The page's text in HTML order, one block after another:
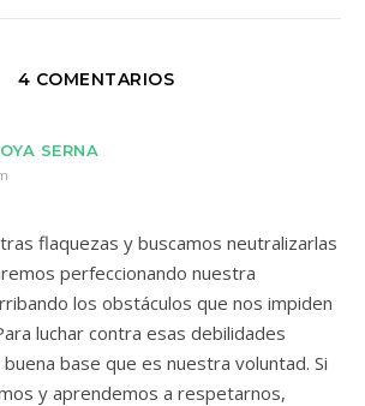
4 COMENTARIOS
SERNA
flaquezas y buscamos neutralizarlas
perfeccionando nuestra
los obstáculos que nos impiden
luchar contra esas debilidades
base que es nuestra voluntad. Si
y aprendemos a respetarnos,